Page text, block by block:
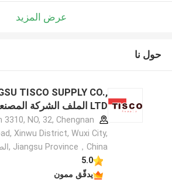
عرض المزيد
حول نا
TISCO SUPPLY CO.,
LTD الملف الشركة المصنعة
3310, NO, 32, Chengnan
Xinwu District, Wuxi City,
Jiangsu Province，China ,الصين
5.0
يدقّق ممون